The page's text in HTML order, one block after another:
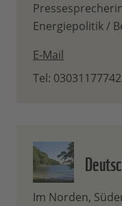
Energiepolitik /
E-Mail
Tel:
Im Norden,